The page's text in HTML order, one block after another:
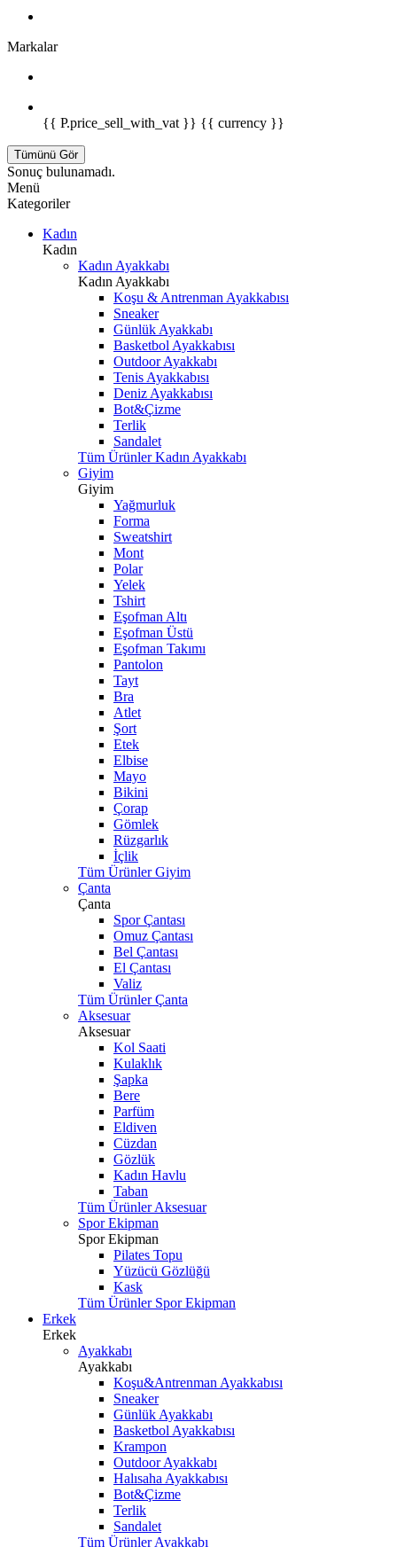
Markalar
{{ P.price_sell_with_vat }} {{ currency }}
Tümünü Gör
Sonuç bulunamadı.
Menü
Kategoriler
Kadın
Kadın
Kadın Ayakkabı
Kadın Ayakkabı
Koşu & Antrenman Ayakkabısı
Sneaker
Günlük Ayakkabı
Basketbol Ayakkabısı
Outdoor Ayakkabı
Tenis Ayakkabısı
Deniz Ayakkabısı
Bot&Çizme
Terlik
Sandalet
Tüm Ürünler Kadın Ayakkabı
Giyim
Giyim
Yağmurluk
Forma
Sweatshirt
Mont
Polar
Yelek
Tshirt
Eşofman Altı
Eşofman Üstü
Eşofman Takımı
Pantolon
Tayt
Bra
Atlet
Şort
Etek
Elbise
Mayo
Bikini
Çorap
Gömlek
Rüzgarlık
İçlik
Tüm Ürünler Giyim
Çanta
Çanta
Spor Çantası
Omuz Çantası
Bel Çantası
El Çantası
Valiz
Tüm Ürünler Çanta
Aksesuar
Aksesuar
Kol Saati
Kulaklık
Şapka
Bere
Parfüm
Eldiven
Cüzdan
Gözlük
Kadın Havlu
Taban
Tüm Ürünler Aksesuar
Spor Ekipman
Spor Ekipman
Pilates Topu
Yüzücü Gözlüğü
Kask
Tüm Ürünler Spor Ekipman
Erkek
Erkek
Ayakkabı
Ayakkabı
Koşu&Antrenman Ayakkabısı
Sneaker
Günlük Ayakkabı
Basketbol Ayakkabısı
Krampon
Outdoor Ayakkabı
Halısaha Ayakkabısı
Bot&Çizme
Terlik
Sandalet
Tüm Ürünler Ayakkabı